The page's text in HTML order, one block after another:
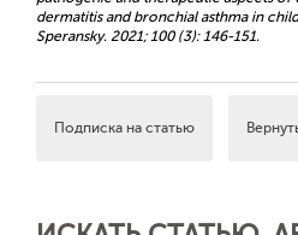
dermatitis and bronchial asthma in
Speransky. 2021; 100 (3): 146-151.
Подписка на статью